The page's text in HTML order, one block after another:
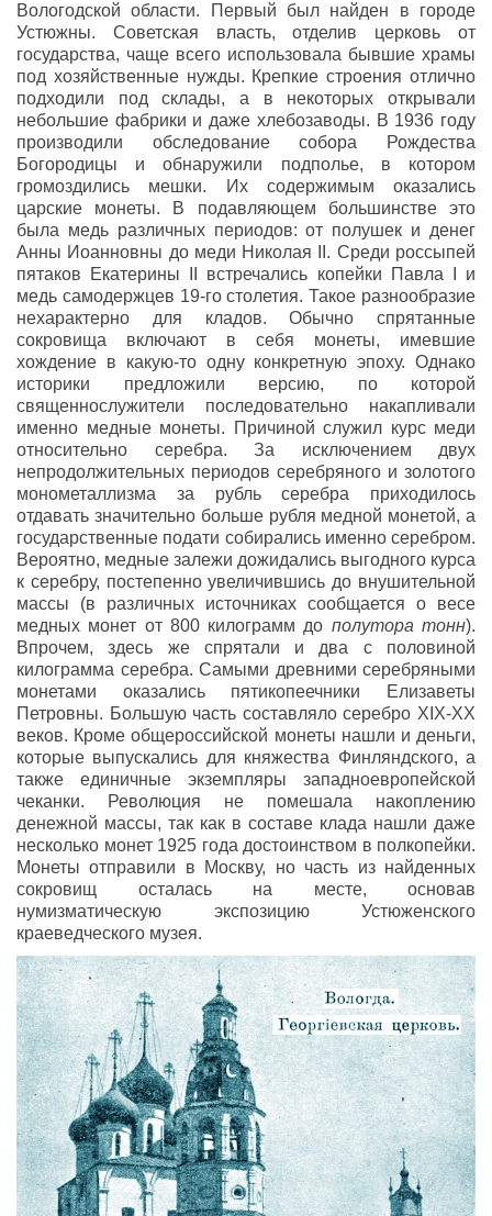
Вологодской области. Первый был найден в городе
Устюжны. Советская власть, отделив церковь от
государства, чаще всего использовала бывшие храмы
под хозяйственные нужды. Крепкие строения отлично
подходили под склады, а в некоторых открывали
небольшие фабрики и даже хлебозаводы. В 1936 году
производили обследование собора Рождества
Богородицы и обнаружили подполье, в котором
громоздились мешки. Их содержимым оказались
царские монеты. В подавляющем большинстве это
была медь различных периодов: от полушек и денег
Анны Иоанновны до меди Николая II. Среди россыпей
пятаков Екатерины II встречались копейки Павла I и
медь самодержцев 19-го столетия. Такое разнообразие
нехарактерно для кладов. Обычно спрятанные
сокровища включают в себя монеты, имевшие
хождение в какую-то одну конкретную эпоху. Однако
историки предложили версию, по которой
священнослужители последовательно накапливали
именно медные монеты. Причиной служил курс меди
относительно серебра. За исключением двух
непродолжительных периодов серебряного и золотого
монометаллизма за рубль серебра приходилось
отдавать значительно больше рубля медной монетой, а
государственные подати собирались именно серебром.
Вероятно, медные залежи дожидались выгодного курса
к серебру, постепенно увеличившись до внушительной
массы (в различных источниках сообщается о весе
медных монет от 800 килограмм до полутора тонн).
Впрочем, здесь же спрятали и два с половиной
килограмма серебра. Самыми древними серебряными
монетами оказались пятикопеечники Елизаветы
Петровны. Большую часть составляло серебро XIX-XX
веков. Кроме общероссийской монеты нашли и деньги,
которые выпускались для княжества Финляндского, а
также единичные экземпляры западноевропейской
чеканки. Революция не помешала накоплению
денежной массы, так как в составе клада нашли даже
несколько монет 1925 года достоинством в полкопейки.
Монеты отправили в Москву, но часть из найденных
сокровищ осталась на месте, основав
нумизматическую экспозицию Устюженского
краеведческого музея.